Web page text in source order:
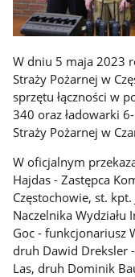
W dniu 5 maja 2023
Straży Pożarnej w
sprzętu łączności w
340 oraz ładowarki
Straży Pożarnej w
W oficjalnym
Hajdas - Zastępca
Częstochowie, st. kpt.
Naczelnika
Goc - funkcjonariusz
druh Dawid Dreksler
Las, druh Dominik